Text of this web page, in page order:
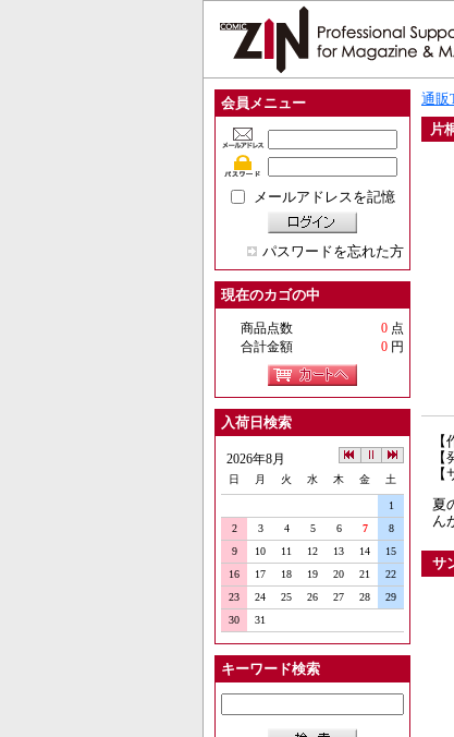
会員メニュー
メールアドレスを記憶
パスワードを忘れた方
現在のカゴの中
商品点数 0 点
合計金額
0 円
入荷日検索
2026年8月
日 月 火 水 木 金 土
1
2
3 4 5 6 7
8
9
10 11 12 13 14
15
16
17 18 19 20 21
22
23
24 25 26 27 28
29
30
31
キーワード検索
通販
片
夏
ん
サ